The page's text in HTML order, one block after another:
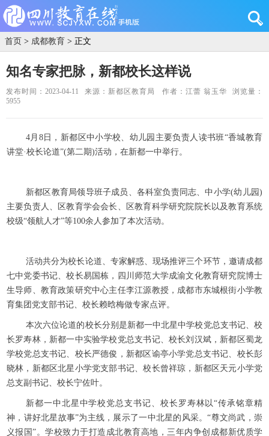
首页 > 成都教育 > 正文
知名专家把脉，新都校长这样说
发布时间：2023-04-11 来源：新都区教育局 作者：江蕾 翁玉华
浏览量：
5955
4月8日，新都区中小学校、幼儿园主要负责人读书班“香城教育
讲堂·校长论道”(第二期)活动，在新都一中举行。
新都区教育局领导班子成员、各科室负责同志、中小学(幼儿园)
主要负责人、区教育学会会长、区教育科学研究院院长以及教育系统
校级“领航人才”等100余人参加了本次活动。
活动共分为校长论道、专家解惑、现场推评三个环节，邀请成都
七中党委书记、校长易国栋，四川师范大学成渝文化教育研究院博士
生导师、教育政策研究中心主任李江源教授，成都市东城根街小学教
育集团党支部书记、校长赖晗梅做专家点评。
本次六位论道的校长分别是新都一中北星中学校党总支书记、校
长罗寿林，新都一中实验学校党总支书记、校长刘汉斌，新都区蜀龙
学校党总支书记、校长严德俊，新都区谕亭小学党总支书记、校长彭
晓林，新都区北星小学党支部书记、校长曾祥琼，新都区天元小学党
总支副书记、校长宁佐叶。
新都一中北星中学校党总支书记、校长罗寿林以“传承铭章精
神，讲好北星故事”为主线，展示了一中北星的风采。“尊文尚武，崇
义报国”。学校致力于打造成北教育高地，三年内争创成都新优质学